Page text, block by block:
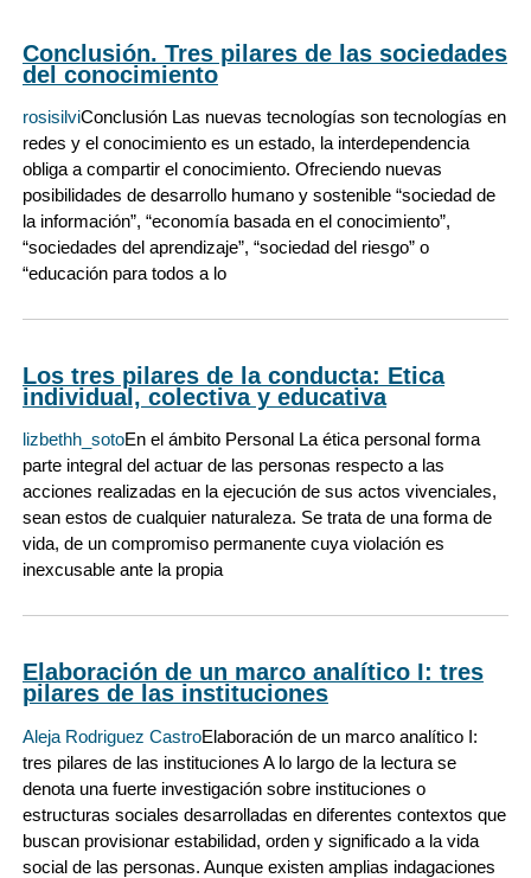
Conclusión. Tres pilares de las sociedades
del conocimiento
rosisilviConclusión Las nuevas tecnologías son tecnologías en
redes y el conocimiento es un estado, la interdependencia
obliga a compartir el conocimiento. Ofreciendo nuevas
posibilidades de desarrollo humano y sostenible “sociedad de
la información”, “economía basada en el conocimiento”,
“sociedades del aprendizaje”, “sociedad del riesgo” o
“educación para todos a lo
Los tres pilares de la conducta: Etica
individual, colectiva y educativa
lizbethh_sotoEn el ámbito Personal La ética personal forma
parte integral del actuar de las personas respecto a las
acciones realizadas en la ejecución de sus actos vivenciales,
sean estos de cualquier naturaleza. Se trata de una forma de
vida, de un compromiso permanente cuya violación es
inexcusable ante la propia
Elaboración de un marco analítico I: tres
pilares de las instituciones
Aleja Rodriguez CastroElaboración de un marco analítico I:
tres pilares de las instituciones A lo largo de la lectura se
denota una fuerte investigación sobre instituciones o
estructuras sociales desarrolladas en diferentes contextos que
buscan provisionar estabilidad, orden y significado a la vida
social de las personas. Aunque existen amplias indagaciones